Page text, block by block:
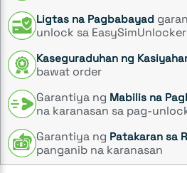
Ligtas na Pagbabayad
unlock sa EasySimUnlocker
Kaseguraduhan ng
bawat order
Garantiya ng Mabilis na
na karanasan sa pag-
Garantiya ng Patakaran sa
panganib na karanasan